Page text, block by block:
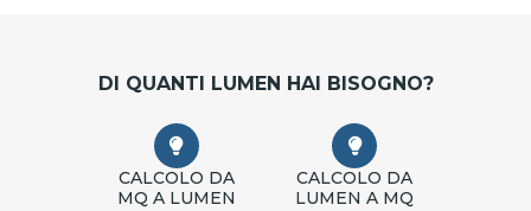
DI QUANTI LUMEN HAI BISOGNO?
CALCOLO DA
MQ A LUMEN
CALCOLO DA
LUMEN A MQ